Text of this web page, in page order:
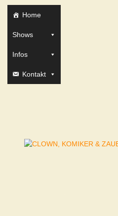
Zum
Inhalt
Home
Shows
Infos
Kontakt